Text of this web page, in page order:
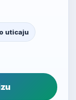
uticaju